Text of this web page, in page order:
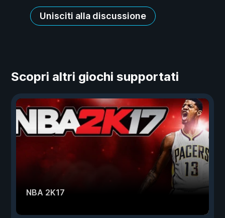
Unisciti alla discussione
Scopri altri giochi supportati
NBA 2K17